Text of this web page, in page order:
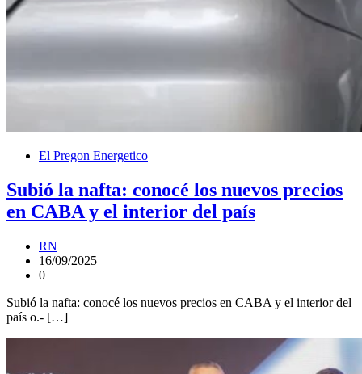
El Pregon Energetico
Subió la nafta: conocé los nuevos precios
en CABA y el interior del país
RN
16/09/2025
0
Subió la nafta: conocé los nuevos precios en CABA y el interior del
país o.- […]